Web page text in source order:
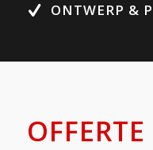
ONTWERP &
OFFERTE